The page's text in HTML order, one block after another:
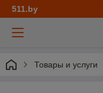
511.by
Товары и услуги